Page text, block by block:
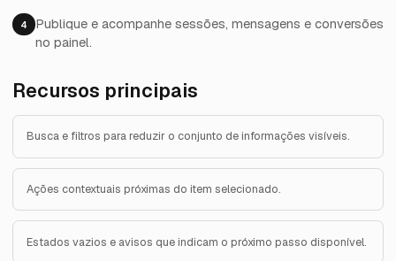
4
Publique e acompanhe sessões, mensagens e conversões
no painel.
Recursos principais
Busca e filtros para reduzir o conjunto de informações visíveis.
Ações contextuais próximas do item selecionado.
Estados vazios e avisos que indicam o próximo passo disponível.